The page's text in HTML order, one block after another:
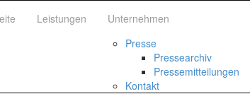
Leistungen
Unternehmen
Presse
Pressearchiv
Pressemitteilungen
Kontakt